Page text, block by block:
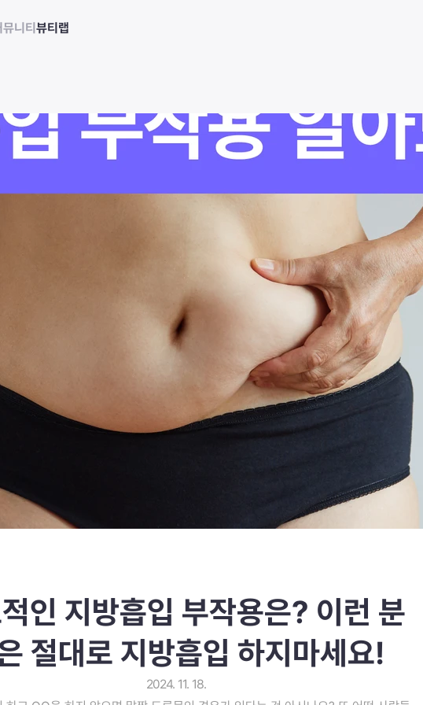
니티 뷰티랩
인 지방흡입 부작용은? 이런 분
절대로 지방흡입 하지마세요!
2024. 11. 18.